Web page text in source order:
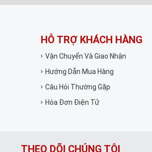
HỖ TRỢ KHÁCH HÀNG
Vận Chuyển Và Giao Nhận
Hướng Dẫn Mua Hàng
Câu Hỏi Thường Gặp
Hóa Đơn Điện Tử
THEO DÕI CHÚNG TÔI